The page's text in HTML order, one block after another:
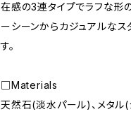
在感の3連タイプでラフな形
ーシーンからカジュアルな
す。
□Materials
天然石(淡水パール)、メタル(